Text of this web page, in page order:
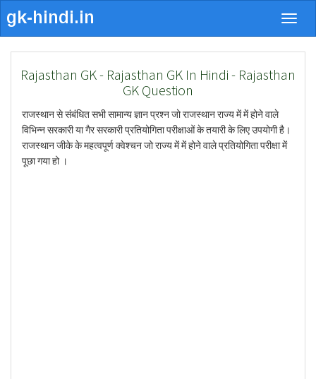
Rajasthan GK - Rajasthan GK In Hindi - Rajasthan
GK Question
राजस्थान से संबंधित सभी सामान्य ज्ञान प्रश्न जो राजस्थान राज्य में में होने वाले
विभिन्न सरकारी या गैर सरकारी प्रतियोगिता परीक्षाओं के तयारी के लिए उपयोगी है।
राजस्थान जीके के महत्वपूर्ण क्वेश्चन जो राज्य में में होने वाले प्रतियोगिता परीक्षा में
पूछा गया हो ।